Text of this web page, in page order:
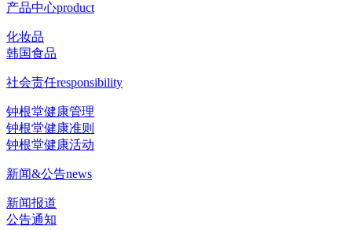
产品中心product
化妆品
韩国食品
社会责任responsibility
钟根堂健康管理
钟根堂健康准则
钟根堂健康活动
新闻&公告news
新闻报道
公告通知